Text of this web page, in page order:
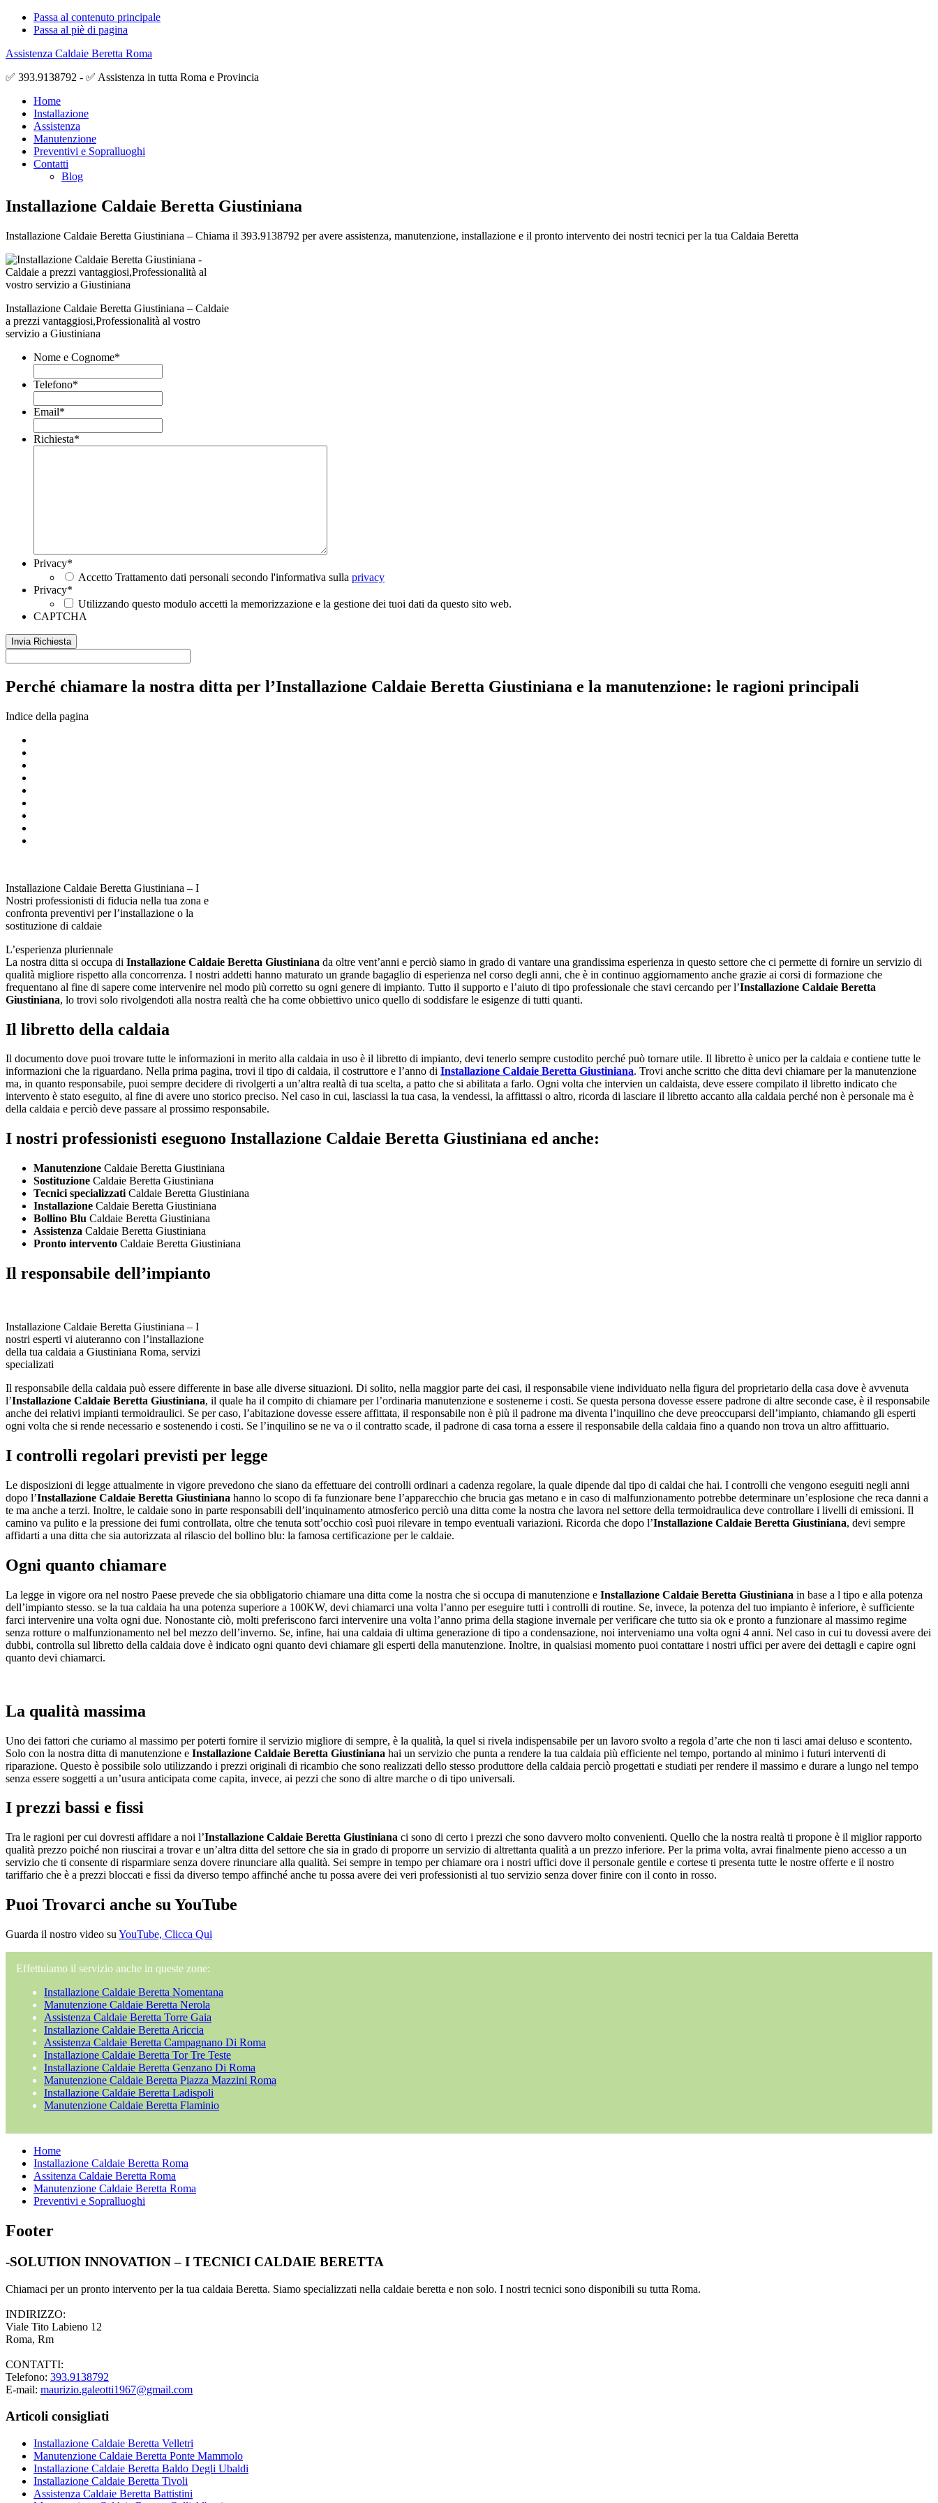
Passa al contenuto principale
Passa al piè di pagina
Assistenza Caldaie Beretta Roma
✅ 393.9138792 - ✅ Assistenza in tutta Roma e Provincia
Home
Installazione
Assistenza
Manutenzione
Preventivi e Sopralluoghi
Contatti
Blog
Installazione Caldaie Beretta Giustiniana
Installazione Caldaie Beretta Giustiniana – Chiama il 393.9138792 per avere assistenza, manutenzione, installazione e il pronto intervento dei nostri tecnici per la tua Caldaia Beretta
Installazione Caldaie Beretta Giustiniana – Caldaie
a prezzi vantaggiosi,Professionalità al vostro
servizio a Giustiniana
Nome e Cognome*
Telefono*
Email*
Richiesta*
Privacy*
Accetto Trattamento dati personali secondo l'informativa sulla privacy
Privacy*
Utilizzando questo modulo accetti la memorizzazione e la gestione dei tuoi dati da questo sito web.
CAPTCHA
Perché chiamare la nostra ditta per l’Installazione Caldaie Beretta Giustiniana e la manutenzione: le ragioni principali
Indice della pagina
Installazione Caldaie Beretta Giustiniana – I
Nostri professionisti di fiducia nella tua zona e
confronta preventivi per l’installazione o la
sostituzione di caldaie
L’esperienza pluriennale
La nostra ditta si occupa di Installazione Caldaie Beretta Giustiniana da oltre vent’anni e perciò siamo in grado di vantare una grandissima esperienza in questo settore che ci permette di fornire un servizio di
qualità migliore rispetto alla concorrenza. I nostri addetti hanno maturato un grande bagaglio di esperienza nel corso degli anni, che è in continuo aggiornamento anche grazie ai corsi di formazione che
frequentano al fine di sapere come intervenire nel modo più corretto su ogni genere di impianto. Tutto il supporto e l’aiuto di tipo professionale che stavi cercando per l’Installazione Caldaie Beretta
Giustiniana, lo trovi solo rivolgendoti alla nostra realtà che ha come obbiettivo unico quello di soddisfare le esigenze di tutti quanti.
Il libretto della caldaia
Il documento dove puoi trovare tutte le informazioni in merito alla caldaia in uso è il libretto di impianto, devi tenerlo sempre custodito perché può tornare utile. Il libretto è unico per la caldaia e contiene tutte le
informazioni che la riguardano. Nella prima pagina, trovi il tipo di caldaia, il costruttore e l’anno di Installazione Caldaie Beretta Giustiniana. Trovi anche scritto che ditta devi chiamare per la manutenzione
ma, in quanto responsabile, puoi sempre decidere di rivolgerti a un’altra realtà di tua scelta, a patto che si abilitata a farlo. Ogni volta che intervien un caldaista, deve essere compilato il libretto indicato che
intervento è stato eseguito, al fine di avere uno storico preciso. Nel caso in cui, lasciassi la tua casa, la vendessi, la affittassi o altro, ricorda di lasciare il libretto accanto alla caldaia perché non è personale ma è
della caldaia e perciò deve passare al prossimo responsabile.
I nostri professionisti eseguono Installazione Caldaie Beretta Giustiniana ed anche:
Manutenzione Caldaie Beretta Giustiniana
Sostituzione Caldaie Beretta Giustiniana
Tecnici specializzati Caldaie Beretta Giustiniana
Installazione Caldaie Beretta Giustiniana
Bollino Blu Caldaie Beretta Giustiniana
Assistenza Caldaie Beretta Giustiniana
Pronto intervento Caldaie Beretta Giustiniana
Il responsabile dell’impianto
Installazione Caldaie Beretta Giustiniana – I
nostri esperti vi aiuteranno con l’installazione
della tua caldaia a Giustiniana Roma, servizi
specializati
Il responsabile della caldaia può essere differente in base alle diverse situazioni. Di solito, nella maggior parte dei casi, il responsabile viene individuato nella figura del proprietario della casa dove è avvenuta
l’Installazione Caldaie Beretta Giustiniana, il quale ha il compito di chiamare per l’ordinaria manutenzione e sostenerne i costi. Se questa persona dovesse essere padrone di altre seconde case, è il responsabile
anche dei relativi impianti termoidraulici. Se per caso, l’abitazione dovesse essere affittata, il responsabile non è più il padrone ma diventa l’inquilino che deve preoccuparsi dell’impianto, chiamando gli esperti
ogni volta che si rende necessario e sostenendo i costi. Se l’inquilino se ne va o il contratto scade, il padrone di casa torna a essere il responsabile della caldaia fino a quando non trova un altro affittuario.
I controlli regolari previsti per legge
Le disposizioni di legge attualmente in vigore prevedono che siano da effettuare dei controlli ordinari a cadenza regolare, la quale dipende dal tipo di caldai che hai. I controlli che vengono eseguiti negli anni
dopo l’Installazione Caldaie Beretta Giustiniana hanno lo scopo di fa funzionare bene l’apparecchio che brucia gas metano e in caso di malfunzionamento potrebbe determinare un’esplosione che reca danni a
te ma anche a terzi. Inoltre, le caldaie sono in parte responsabili dell’inquinamento atmosferico perciò una ditta come la nostra che lavora nel settore della termoidraulica deve controllare i livelli di emissioni. Il
camino va pulito e la pressione dei fumi controllata, oltre che tenuta sott’occhio così puoi rilevare in tempo eventuali variazioni. Ricorda che dopo l’Installazione Caldaie Beretta Giustiniana, devi sempre
affidarti a una ditta che sia autorizzata al rilascio del bollino blu: la famosa certificazione per le caldaie.
Ogni quanto chiamare
La legge in vigore ora nel nostro Paese prevede che sia obbligatorio chiamare una ditta come la nostra che si occupa di manutenzione e Installazione Caldaie Beretta Giustiniana in base a l tipo e alla potenza
dell’impianto stesso. se la tua caldaia ha una potenza superiore a 100KW, devi chiamarci una volta l’anno per eseguire tutti i controlli di routine. Se, invece, la potenza del tuo impianto è inferiore, è sufficiente
farci intervenire una volta ogni due. Nonostante ciò, molti preferiscono farci intervenire una volta l’anno prima della stagione invernale per verificare che tutto sia ok e pronto a funzionare al massimo regime
senza rotture o malfunzionamento nel bel mezzo dell’inverno. Se, infine, hai una caldaia di ultima generazione di tipo a condensazione, noi interveniamo una volta ogni 4 anni. Nel caso in cui tu dovessi avere dei
dubbi, controlla sul libretto della caldaia dove è indicato ogni quanto devi chiamare gli esperti della manutenzione. Inoltre, in qualsiasi momento puoi contattare i nostri uffici per avere dei dettagli e capire ogni
quanto devi chiamarci.
La qualità massima
Uno dei fattori che curiamo al massimo per poterti fornire il servizio migliore di sempre, è la qualità, la quel si rivela indispensabile per un lavoro svolto a regola d’arte che non ti lasci amai deluso e scontento.
Solo con la nostra ditta di manutenzione e Installazione Caldaie Beretta Giustiniana hai un servizio che punta a rendere la tua caldaia più efficiente nel tempo, portando al minimo i futuri interventi di
riparazione. Questo è possibile solo utilizzando i prezzi originali di ricambio che sono realizzati dello stesso produttore della caldaia perciò progettati e studiati per rendere il massimo e durare a lungo nel tempo
senza essere soggetti a un’usura anticipata come capita, invece, ai pezzi che sono di altre marche o di tipo universali.
I prezzi bassi e fissi
Tra le ragioni per cui dovresti affidare a noi l’Installazione Caldaie Beretta Giustiniana ci sono di certo i prezzi che sono davvero molto convenienti. Quello che la nostra realtà ti propone è il miglior rapporto
qualità prezzo poiché non riuscirai a trovar e un’altra ditta del settore che sia in grado di proporre un servizio di altrettanta qualità a un prezzo inferiore. Per la prima volta, avrai finalmente pieno accesso a un
servizio che ti consente di risparmiare senza dovere rinunciare alla qualità. Sei sempre in tempo per chiamare ora i nostri uffici dove il personale gentile e cortese ti presenta tutte le nostre offerte e il nostro
tariffario che è a prezzi bloccati e fissi da diverso tempo affinché anche tu possa avere dei veri professionisti al tuo servizio senza dover finire con il conto in rosso.
Puoi Trovarci anche su YouTube
Guarda il nostro video su YouTube, Clicca Qui
Effettuiamo il servizio anche in queste zone:
Installazione Caldaie Beretta Nomentana
Manutenzione Caldaie Beretta Nerola
Assistenza Caldaie Beretta Torre Gaia
Installazione Caldaie Beretta Ariccia
Assistenza Caldaie Beretta Campagnano Di Roma
Installazione Caldaie Beretta Tor Tre Teste
Installazione Caldaie Beretta Genzano Di Roma
Manutenzione Caldaie Beretta Piazza Mazzini Roma
Installazione Caldaie Beretta Ladispoli
Manutenzione Caldaie Beretta Flaminio
Home
Installazione Caldaie Beretta Roma
Assitenza Caldaie Beretta Roma
Manutenzione Caldaie Beretta Roma
Preventivi e Sopralluoghi
Footer
-SOLUTION INNOVATION – I TECNICI CALDAIE BERETTA
Chiamaci per un pronto intervento per la tua caldaia Beretta. Siamo specializzati nella caldaie beretta e non solo. I nostri tecnici sono disponibili su tutta Roma.
INDIRIZZO:
Viale Tito Labieno 12
Roma, Rm
CONTATTI:
Telefono: 393.9138792
E-mail: maurizio.galeotti1967@gmail.com
Articoli consigliati
Installazione Caldaie Beretta Velletri
Manutenzione Caldaie Beretta Ponte Mammolo
Installazione Caldaie Beretta Baldo Degli Ubaldi
Installazione Caldaie Beretta Tivoli
Assistenza Caldaie Beretta Battistini